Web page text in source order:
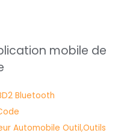
mobile de